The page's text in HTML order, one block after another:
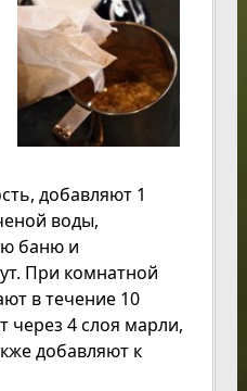
добавляют 1
воды,
баню и
При комнатной
в течение 10
через 4 слоя марли,
добавляют к